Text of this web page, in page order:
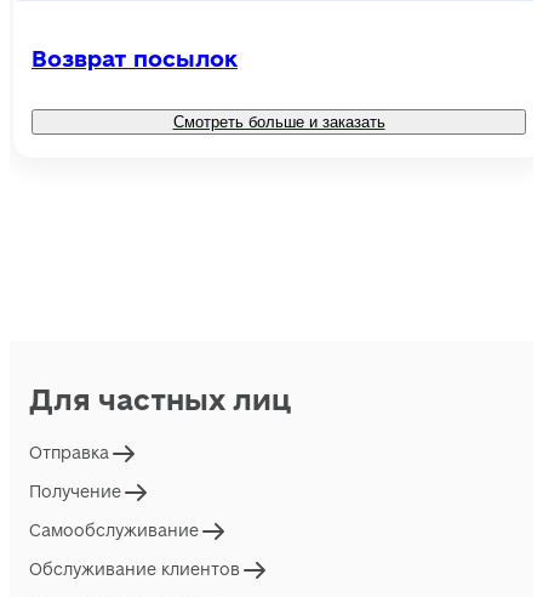
Возврат посылок
Смотреть больше и заказать
Для частных лиц
Отправка
Получение
Самообслуживание
Обслуживание клиентов